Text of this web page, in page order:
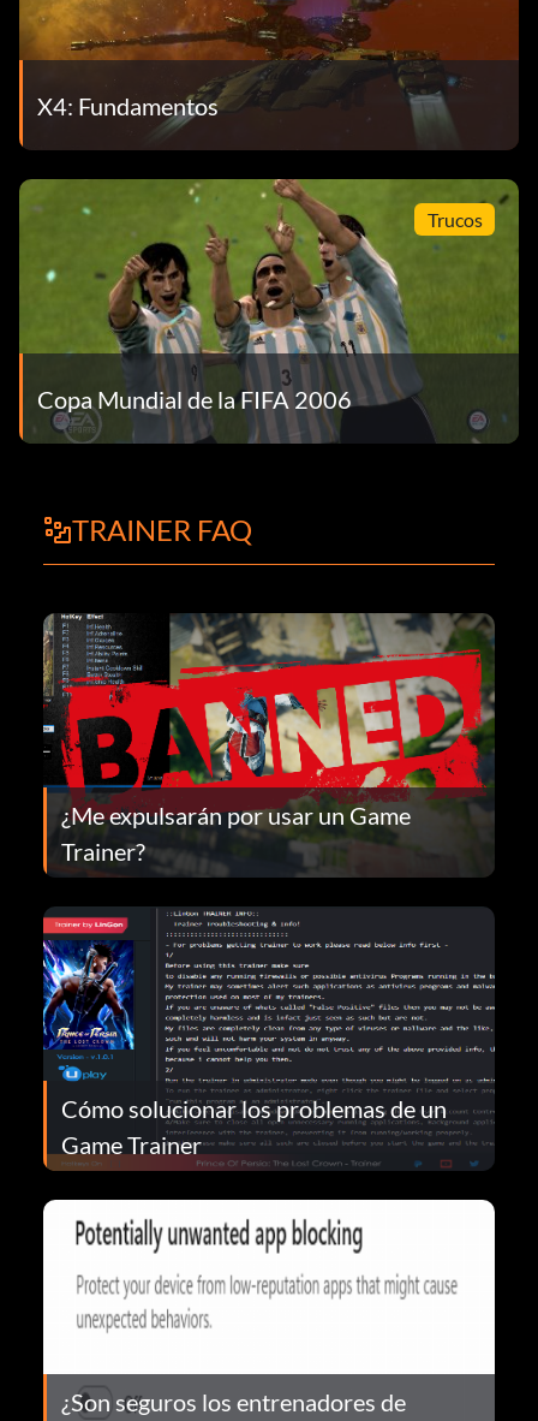
X4: Fundamentos
Trucos
Copa Mundial de la FIFA 2006
TRAINER FAQ
¿Me expulsarán por usar un Game
Trainer?
Cómo solucionar los problemas de un
Game Trainer
¿Son seguros los entrenadores de